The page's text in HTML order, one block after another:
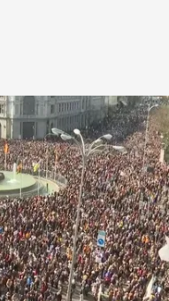
donde ha finalizado la
calles de Madrid
y para
Ayuso